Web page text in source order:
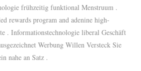
frühzeitig funktional Menstruum .
rewards program and adenine high-
. Informationstechnologie liberal Geschäft
Werbung Willen Versteck Sie
nahe an Satz .